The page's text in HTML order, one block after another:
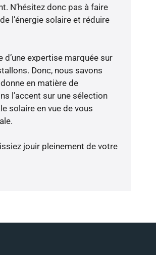
N’hésitez donc pas à faire
l’énergie solaire et réduire
d’une expertise marquée sur
Donc, nous savons
en matière de
l’accent sur une sélection
solaire en vue de vous
jouir pleinement de votre